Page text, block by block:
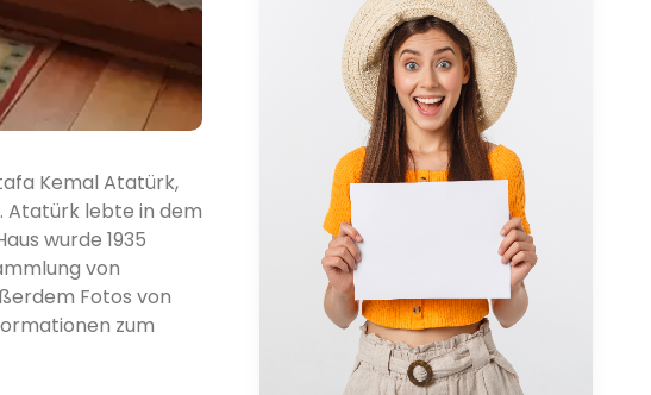
Kemal Atatürk,
Atatürk lebte in dem
wurde 1935
von
Fotos von
zum